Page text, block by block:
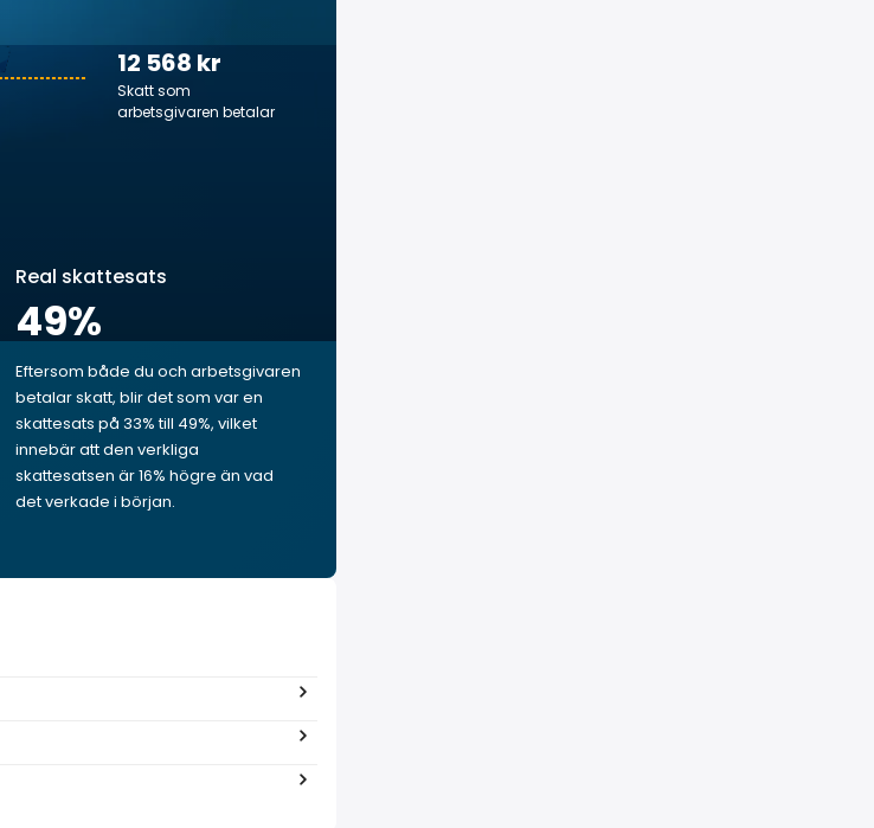
12 568 kr
Skatt som
arbetsgivaren betalar
Real skattesats
49%
Eftersom både du och arbetsgivaren
betalar skatt, blir det som var en
skattesats på 33% till 49%, vilket
innebär att den verkliga
skattesatsen är 16% högre än vad
det verkade i början.